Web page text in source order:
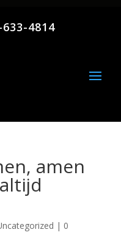
4814
amen
| 0